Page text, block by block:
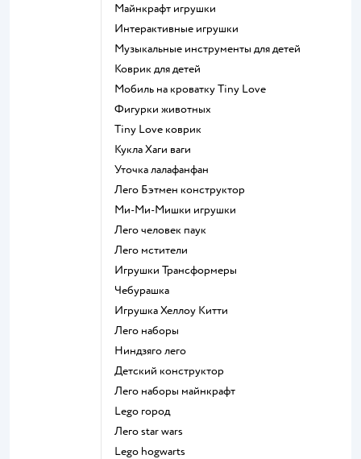
Майнкрафт игрушки
Интерактивные игрушки
Музыкальные инструменты для детей
Коврик для детей
Мобиль на кроватку Tiny Love
Фигурки животных
Tiny Love коврик
Кукла Хаги ваги
Уточка лалафанфан
Лего Бэтмен конструктор
Ми-Ми-Мишки игрушки
Лего человек паук
Лего мстители
Игрушки Трансформеры
Чебурашка
Игрушка Хеллоу Китти
Лего наборы
Ниндзяго лего
Детский конструктор
Лего наборы майнкрафт
Lego город
Лего star wars
Lego hogwarts